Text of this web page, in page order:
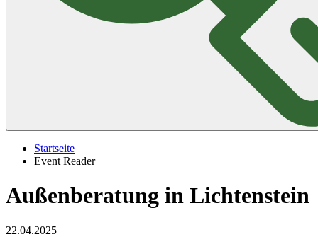
Startseite
Event Reader
Außenberatung in Lichtenstein
22.04.2025